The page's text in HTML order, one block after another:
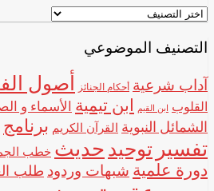
اختر
اسم
الشيخ
التصنيف الموضوعي
آداب شرعية أحكام الجنائز أصول
القلوب ابن القيم ابن تيمية الأسماء و
الشمائل النبوية القرآن الكريم برنامج
تفسير توحيد حديث خطب
دورة علمية شبهات وردود طلب